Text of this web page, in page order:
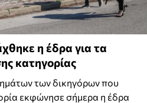
η έδρα για τα
κατηγορίας
των δικηγόρων που
εκφώνησε σήμερα η έδρα